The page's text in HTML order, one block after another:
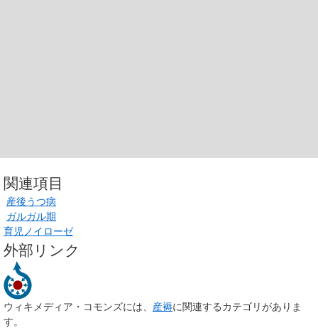
関連項目
産後うつ病
ガルガル期
育児ノイローゼ
外部リンク
ウィキメディア・コモンズには、 産褥に関連するカテゴリがありま
す。